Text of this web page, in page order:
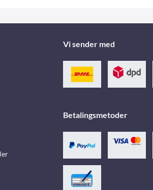
Vi sender med
Betalingsmetoder